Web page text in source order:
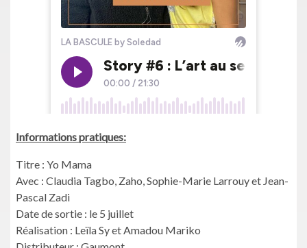
Informations pratiques:
Titre : Yo Mama
Avec : Claudia Tagbo, Zaho, Sophie-Marie Larrouy et Jean-
Pascal Zadi
Date de sortie : le 5 juillet
Réalisation : Leïla Sy et Amadou Mariko